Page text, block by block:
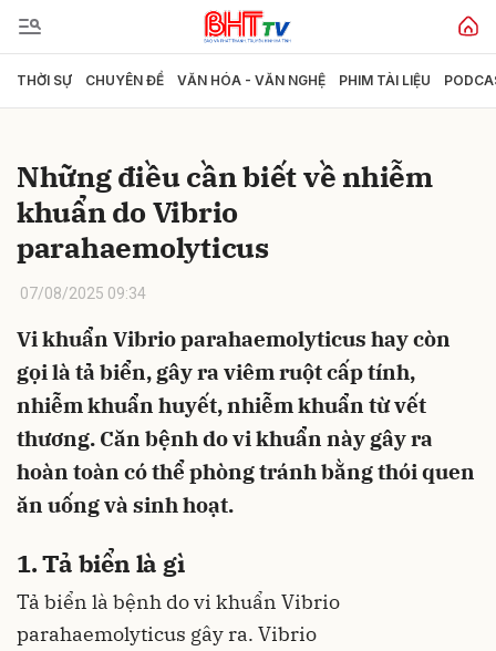
THỜI SỰ CHUYÊN ĐỀ VĂN HÓA - VĂN NGHỆ PHIM TÀI LIỆU
Những điều cần biết về nhiễm
khuẩn do Vibrio
parahaemolyticus
07/08/2025 09:34
Vi khuẩn Vibrio parahaemolyticus hay còn
gọi là tả biển, gây ra viêm ruột cấp tính,
nhiễm khuẩn huyết, nhiễm khuẩn từ vết
thương. Căn bệnh do vi khuẩn này gây ra
hoàn toàn có thể phòng tránh bằng thói quen
ăn uống và sinh hoạt.
1. Tả biển là gì
Tả biển là bệnh do vi khuẩn Vibrio
parahaemolyticus gây ra. Vibrio
Gửi bình luận
Hủy Gửi